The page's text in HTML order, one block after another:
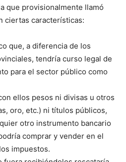
que provisionalmente llamó
ciertas características:
que, a diferencia de los
tendría curso legal de
para el sector público como
ellos pesos ni divisas u otros
oro, etc.) ni títulos públicos,
otro instrumento bancario
comprar y vender en el
impuestos.